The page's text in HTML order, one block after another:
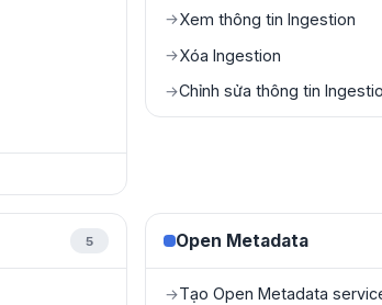
→Xem thông tin Ingestion
→Xóa Ingestion
→Chỉnh sửa thông tin
5 Open Metadata
→Tạo Open Metadata